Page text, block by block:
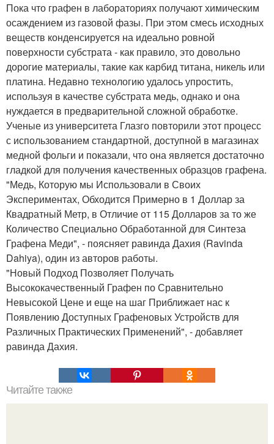
Пока что графен в лабораториях получают химическим
осаждением из газовой фазы. При этом смесь исходных
веществ конденсируется на идеально ровной
поверхности субстрата - как правило, это довольно
дорогие материалы, такие как карбид титана, никель или
платина. Недавно технологию удалось упростить,
используя в качестве субстрата медь, однако и она
нуждается в предварительной сложной обработке.
Ученые из университета Глазго повторили этот процесс
с использованием стандартной, доступной в магазинах
медной фольги и показали, что она является достаточно
гладкой для получения качественных образцов графена.
"Медь, Которую мы Использовали в Своих
Экспериментах, Обходится Примерно в 1 Доллар за
Квадратный Метр, в Отличие от 115 Долларов за то же
Количество Специально Обработанной для Синтеза
Графена Меди", - поясняет равинда Дахия (Ravinda
Dahiya), один из авторов работы.
"Новый Подход Позволяет Получать
Высококачественный Графен по Сравнительно
Невысокой Цене и еще на шаг Приближает нас к
Появлению Доступных Графеновых Устройств для
Различных Практических Применений", - добавляет
равинда Дахия.
Читайте также